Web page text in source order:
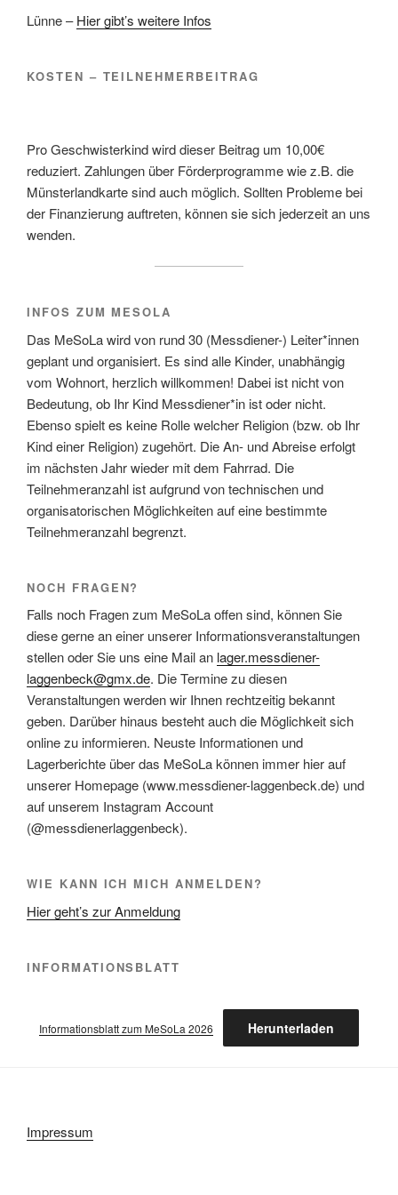
Lünne –Hier gibt’s weitere Infos
KOSTEN – TEILNEHMERBEITRAG
Pro Geschwisterkind wird dieser Beitrag um 10,00€
reduziert. Zahlungen über Förderprogramme wie z.B. die
Münsterlandkarte sind auch möglich. Sollten Probleme bei
der Finanzierung auftreten, können sie sich jederzeit an uns
wenden.
INFOS ZUM MESOLA
Das MeSoLa wird von rund 30 (Messdiener-) Leiter*innen
geplant und organisiert. Es sind alle Kinder, unabhängig
vom Wohnort, herzlich willkommen! Dabei ist nicht von
Bedeutung, ob Ihr Kind Messdiener*in ist oder nicht.
Ebenso spielt es keine Rolle welcher Religion (bzw. ob Ihr
Kind einer Religion) zugehört. Die An- und Abreise erfolgt
im nächsten Jahr wieder mit dem Fahrrad. Die
Teilnehmeranzahl ist aufgrund von technischen und
organisatorischen Möglichkeiten auf eine bestimmte
Teilnehmeranzahl begrenzt.
NOCH FRAGEN?
Falls noch Fragen zum MeSoLa offen sind, können Sie
diese gerne an einer unserer Informationsveranstaltungen
stellen oder Sie uns eine Mail an lager.messdiener-
laggenbeck@gmx.de. Die Termine zu diesen
Veranstaltungen werden wir Ihnen rechtzeitig bekannt
geben. Darüber hinaus besteht auch die Möglichkeit sich
online zu informieren. Neuste Informationen und
Lagerberichte über das MeSoLa können immer hier auf
unserer Homepage (www.messdiener-laggenbeck.de) und
auf unserem Instagram Account
(@messdienerlaggenbeck).
WIE KANN ICH MICH ANMELDEN?
Hier geht’s zur Anmeldung
INFORMATIONSBLATT
Informationsblatt zum MeSoLa 2026 Herunterladen
Impressum